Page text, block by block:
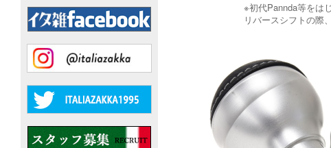
※初代Pannda等をは
リバースシフトの際